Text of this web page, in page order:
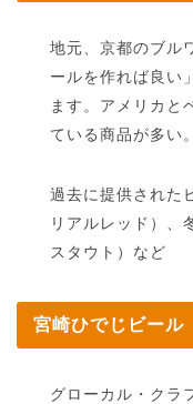
地元、京都のブル
ールを作れば良い
ます。アメリカと
ている商品が多い。
過去に提供された
リアルレッド）、
スタウト）など
宮崎ひでじビール
グローカル・クラ